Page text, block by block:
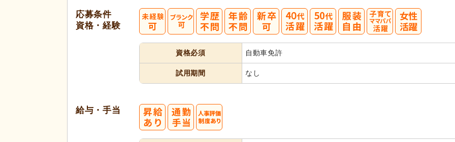
応募条件
資格・経験
資格必須 自動車免許
試用期間 なし
給与・手当